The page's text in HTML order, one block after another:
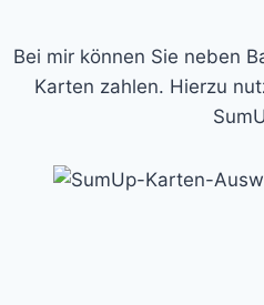
Bei mir können Sie neben
Karten zahlen. Hierzu